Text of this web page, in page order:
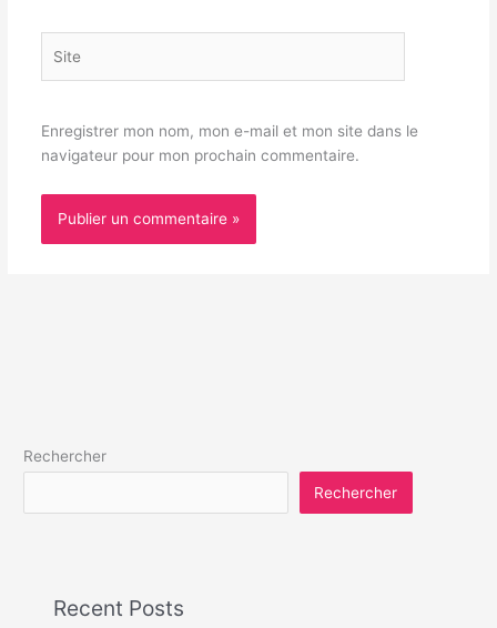
Enregistrer mon nom, mon e-mail et mon site dans le
navigateur pour mon prochain commentaire.
Rechercher
Rechercher
Recent Posts